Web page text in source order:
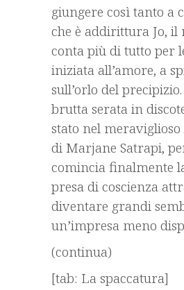
giungere così tanto a
che è addirittura Jo, il
conta più di tutto per
iniziata all’amore, a
sull’orlo del
brutta serata in
stato nel meraviglioso
di Marjane Satrapi,
comincia finalmente
presa di coscienza
diventare grandi
un’impresa meno
(continua)
[tab: La spaccatura]